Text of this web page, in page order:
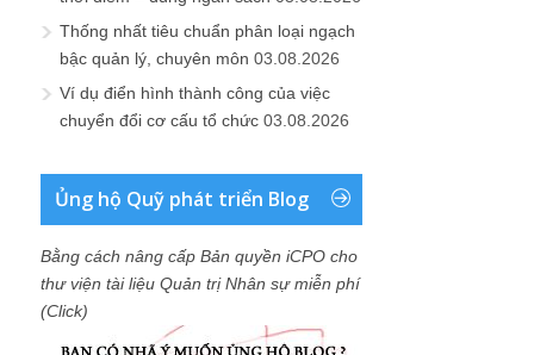
Thống nhất tiêu chuẩn phân loại ngạch
bậc quản lý, chuyên môn 03.08.2026
Ví dụ điển hình thành công của việc
chuyển đổi cơ cấu tổ chức 03.08.2026
Ủng hộ Quỹ phát triển Blog
Bằng cách nâng cấp Bản quyền iCPO cho
thư viện tài liệu Quản trị Nhân sự miễn phí
(Click)